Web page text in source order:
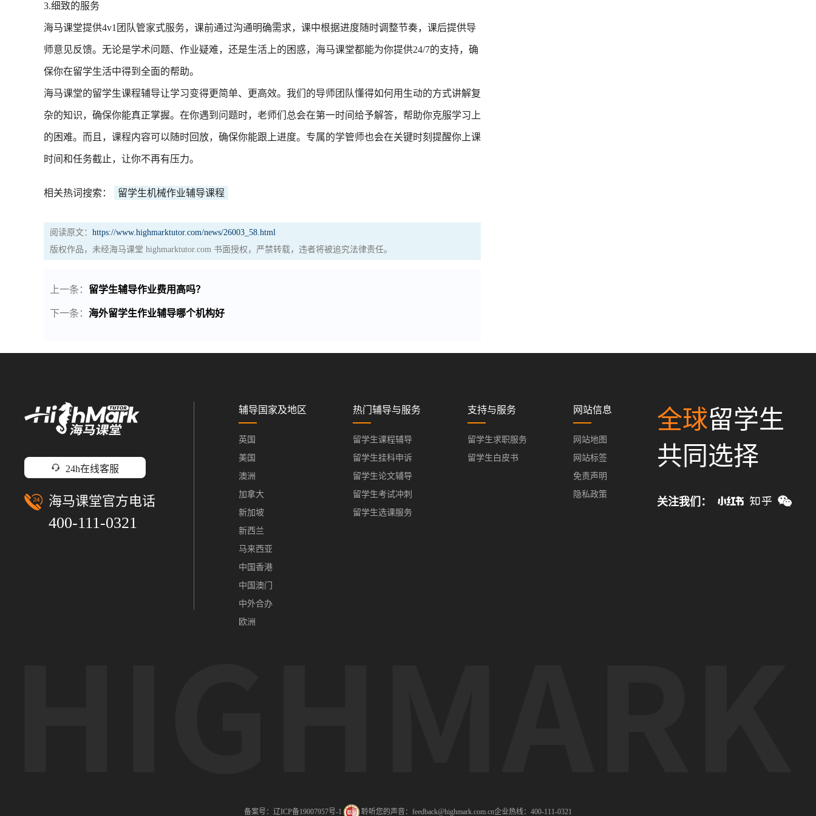
3.细致的服务
海马课堂提供4v1团队管家式服务，课前通过沟通明确需求，课中根据进度随时调整节奏，课后提供导
师意见反馈。无论是学术问题、作业疑难，还是生活上的困惑，海马课堂都能为你提供24/7的支持，确
保你在留学生活中得到全面的帮助。
海马课堂的留学生课程辅导让学习变得更简单、更高效。我们的导师团队懂得如何用生动的方式讲解复
杂的知识，确保你能真正掌握。在你遇到问题时，老师们总会在第一时间给予解答，帮助你克服学习上
的困难。而且，课程内容可以随时回放，确保你能跟上进度。专属的学管师也会在关键时刻提醒你上课
时间和任务截止，让你不再有压力。
相关热词搜索： 留学生机械作业辅导课程
阅读原文： https://www.highmarktutor.com/news/26003_58.html
版权作品，未经海马课堂 highmarktutor.com 书面授权，严禁转载，违者将被追究法律责任。
上一条： 留学生辅导作业费用高吗？
下一条： 海外留学生作业辅导哪个机构好
24h在线客服
海马课堂官方电话
400-111-0321
辅导国家及地区
英国
美国
澳洲
加拿大
新加坡
新西兰
马来西亚
中国香港
中国澳门
中外合办
欧洲
热门辅导与服务
留学生课程辅导
留学生挂科申诉
留学生论文辅导
留学生考试冲刺
留学生选课服务
支持与服务
留学生求职服务
留学生白皮书
网站信息
网站地图
网站标签
免责声明
隐私政策
全球留学生
共同选择
关注我们：
备案号：辽ICP备19007957号-1 聆听您的声音：feedback@highmark.com.cn企业热线：400-111-0321